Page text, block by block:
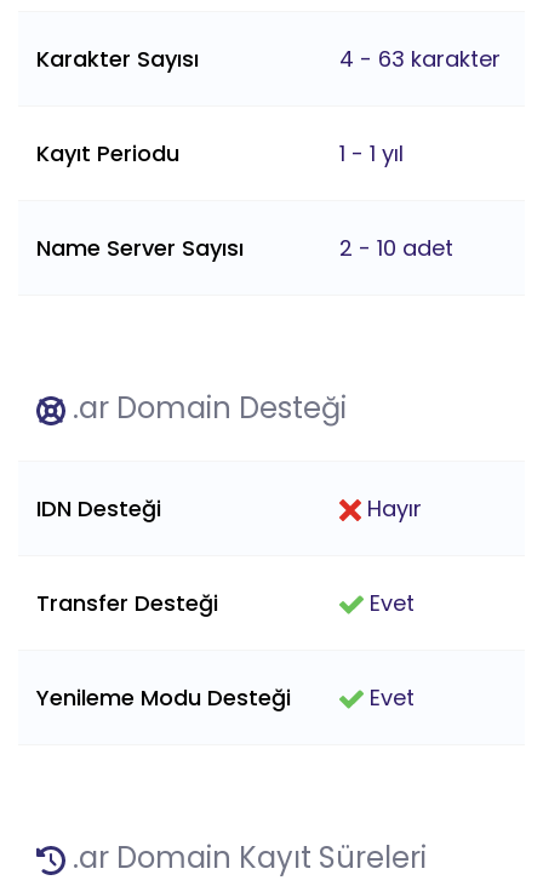
Karakter Sayısı 4 - 63 karakter
Kayıt Periodu 1 - 1 yıl
Name Server Sayısı 2 - 10 adet
.ar Domain Desteği
IDN Desteği Hayır
Transfer Desteği Evet
Yenileme Modu Desteği Evet
.ar Domain Kayıt Süreleri